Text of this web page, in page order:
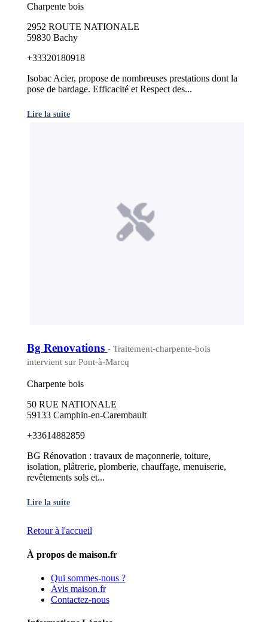
Charpente bois
2952 ROUTE NATIONALE
59830 Bachy
+33320180918
Isobac Acier, propose de nombreuses prestations dont la
pose de bardage. Efficacité et Respect des...
Lire la suite
Bg Renovations - Traitement-charpente-bois
intervient sur Pont-à-Marcq
Charpente bois
50 RUE NATIONALE
59133 Camphin-en-Carembault
+33614882859
BG Rénovation : travaux de maçonnerie, toiture,
isolation, plâtrerie, plomberie, chauffage, menuiserie,
revêtements sols et...
Lire la suite
Retour à l'accueil
À propos de maison.fr
Qui sommes-nous ?
Avis maison.fr
Contactez-nous